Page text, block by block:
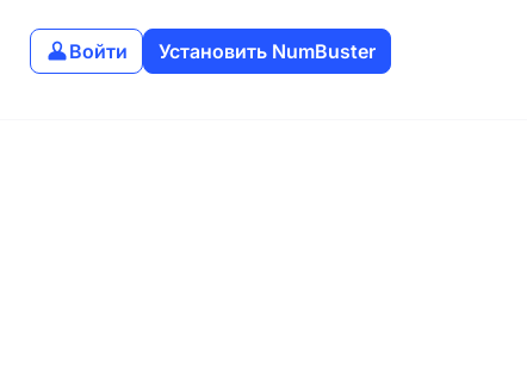
Войти Установить NumBuster